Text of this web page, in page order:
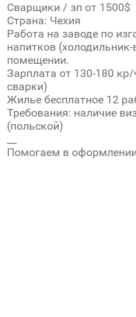
Сварщики / зп от 1500$
Страна: Чехия
Работа на заводе по
напитков
помещении.
Зарплата от 130-180
сварки)
Жилье бесплатное 12
Требования: наличие
(польской)
Помогаем в